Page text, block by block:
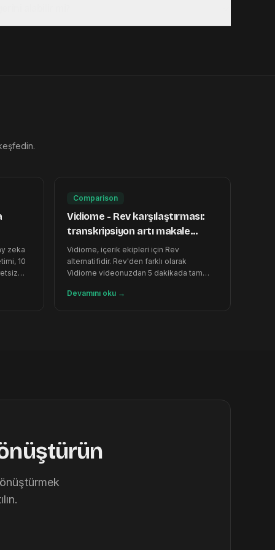
zeka
10
Comparison
Vidiome - Rev karşılaştırması:
transkripsiyon artı makale
üretimi
Vidiome, içerik ekipleri için Rev
alternatifidir. Rev'den farklı olarak
Vidiome videonuzdan 5 dakikada tam
Devamını oku →